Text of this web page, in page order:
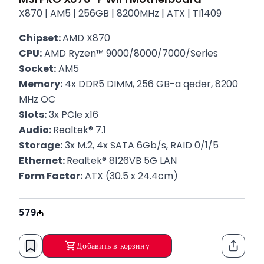
X870 | AM5 | 256GB | 8200MHz | ATX | TI1409
Chipset: AMD X870
CPU: AMD Ryzen™ 9000/8000/7000/Series
Socket: AM5
Memory: 4x DDR5 DIMM, 256 GB-a qədər, 8200
MHz OC
Slots: 3x PCIe x16
Audio: Realtek® 7.1
Storage: 3x M.2, 4x SATA 6Gb/s, RAID 0/1/5
Ethernet: Realtek® 8126VB 5G LAN
Form Factor: ATX (30.5 x 24.4cm)
579
Добавить в корзину